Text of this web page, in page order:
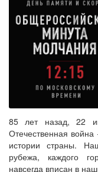
85 лет назад, 22
Отечественная
истории страны.
рубежа, каждого
навсегда вписан в